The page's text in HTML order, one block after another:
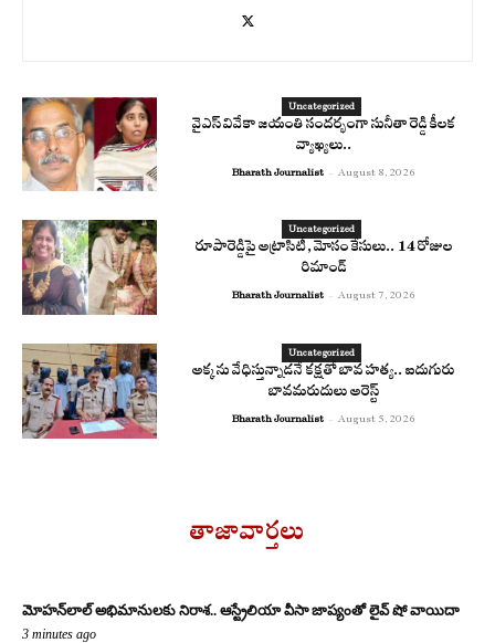
Uncategorized
వైఎస్ వివేకా జయంతి సందర్భంగా సునీతా రెడ్డి కీలక
వ్యాఖ్యలు..
Bharath Journalist - August 8, 2026
Uncategorized
రూపారెడ్డిపై అట్రాసిటీ, మోసం కేసులు.. 14 రోజుల
రిమాండ్
Bharath Journalist - August 7, 2026
Uncategorized
అక్కను వేధిస్తున్నాడనే కక్షతో బావ హత్య.. ఐదుగురు
బావమరుదులు అరెస్ట్
Bharath Journalist - August 5, 2026
తాజావార్తలు
మోహన్‌లాల్ అభిమానులకు నిరాశ.. ఆస్ట్రేలియా వీసా జాప్యంతో లైవ్ షో వాయిదా
3 minutes ago